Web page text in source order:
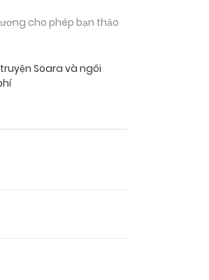
cho phép bạn thảo
Soara và ngôi